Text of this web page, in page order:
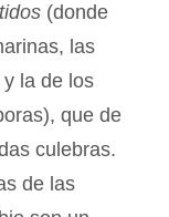
(donde
las
la de los
que de
culebras.
de las